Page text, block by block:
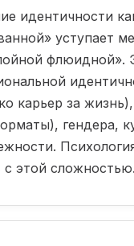
идентичности
уступает
флюидной».
карьер за
гендера,
с этой сложностью.